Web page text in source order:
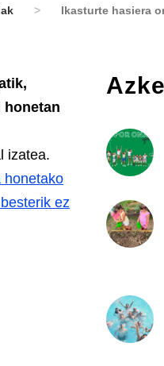
> Ikasturte hasiera
honetan
izatea.
honetako
ez